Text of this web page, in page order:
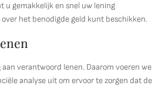
u gemakkelijk en snel uw lening
het benodigde geld kunt beschikken.
verantwoord lenen. Daarom voeren we
analyse uit om ervoor te zorgen dat de